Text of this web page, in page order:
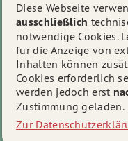
© 2026 Tayfun
Diese Webseite
ausschließlich
notwendige Cookies.
für die Anzeige von
Inhalten können
Cookies erforderlich
werden jedoch erst
Zustimmung geladen.
Zur